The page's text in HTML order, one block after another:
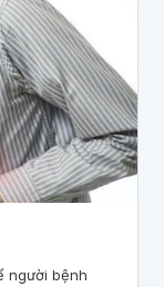
người bệnh